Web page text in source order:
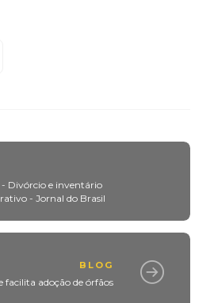
Divórcio e inventário
- Jornal do Brasil
BLOG
facilita adoção de órfãos